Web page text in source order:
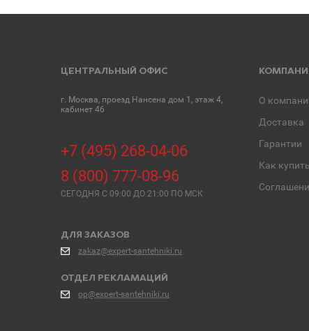
ЦЕНТРАЛЬНЫЙ ОФИС
г. Москва, проезд Нансена дом 1, этаж 4,
кабинет 46
+7 (495) 268-04-06
8 (800) 777-08-96
СЕГОДНЯ C 09:00 ДО 21:00 ПО МСК
ДЛЯ ЗАКАЗОВ
zakaz@expert-santehniki.ru
ОТДЕЛ РЕКЛАМАЦИЙ
op@expert-santehniki.ru
О
Доставка
Гарантии
Как купить